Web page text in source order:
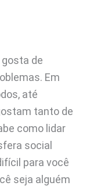
de
Em
até
tanto de
como lidar
social
para você
seja alguém